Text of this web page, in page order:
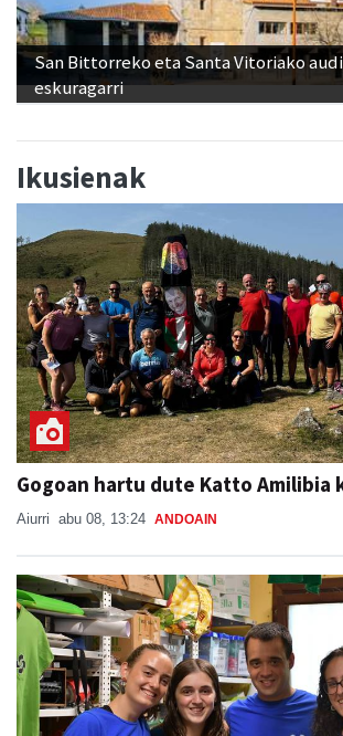
San Bittorreko eta Santa Vitoriako
eskuragarri
Ikusienak
Gogoan hartu dute Katto Amilibia
Aiurri abu 08, 13:24 ANDOAIN